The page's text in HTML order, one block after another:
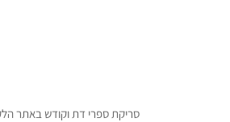
סריקת ספרי דת וקודש באתר